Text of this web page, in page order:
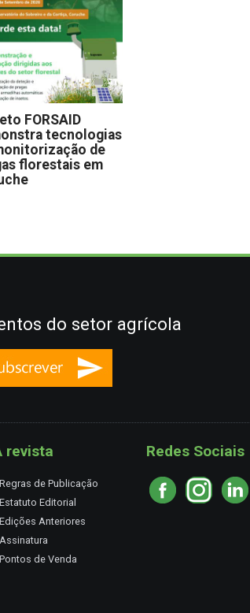
FORSAID
tecnologias
de
florestais em
do setor agrícola
revista
Regras de Publicação
Estatuto Editorial
Edições Anteriores
Assinatura
Pontos de Venda
Redes Sociais